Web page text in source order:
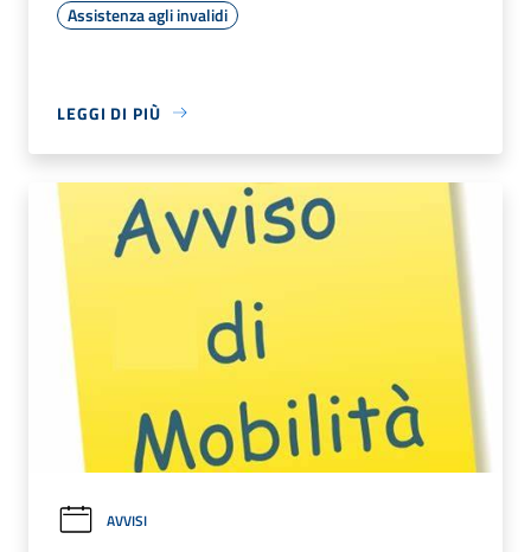
Assistenza agli invalidi
LEGGI DI PIÙ
AVVISI